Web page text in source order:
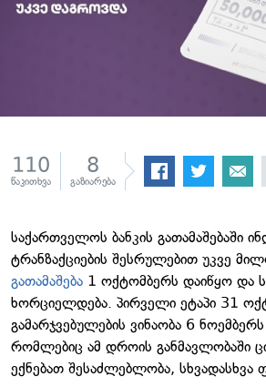
110
წაკითხვა
8
გაზიარება
საქართველოს ბანკის გათამაშებაში
ტრანზაქციების შესრულებით უკვე
გათამაშება 1 ოქტომბერს დაიწყო და
ხორციელდება. პირველი ეტაპი 31
გამარჯვებულების ვინაობა 6
რომლებიც ამ დროის განმავლობაში
ექნებათ შესაძლებლობა,